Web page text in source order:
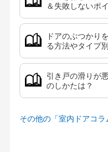
＆失敗しないポ
ドアのぶつかり
る方法やタイプ
引き戸の滑りが
のしかたは？
その他の「室内ドアコ